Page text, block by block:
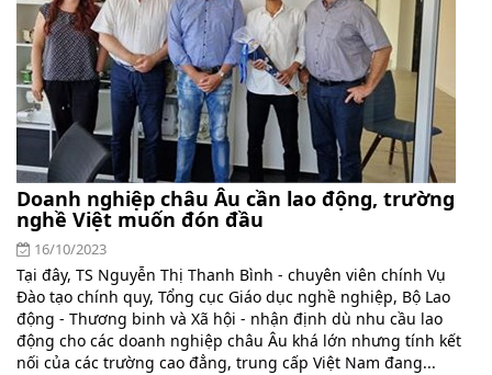
Doanh nghiệp châu Âu cần lao động, trường
nghề Việt muốn đón đầu
16/10/2023
Tại đây, TS Nguyễn Thị Thanh Bình - chuyên viên chính Vụ
Đào tạo chính quy, Tổng cục Giáo dục nghề nghiệp, Bộ Lao
động - Thương binh và Xã hội - nhận định dù nhu cầu lao
động cho các doanh nghiệp châu Âu khá lớn nhưng tính kết
nối của các trường cao đẳng, trung cấp Việt Nam đang...